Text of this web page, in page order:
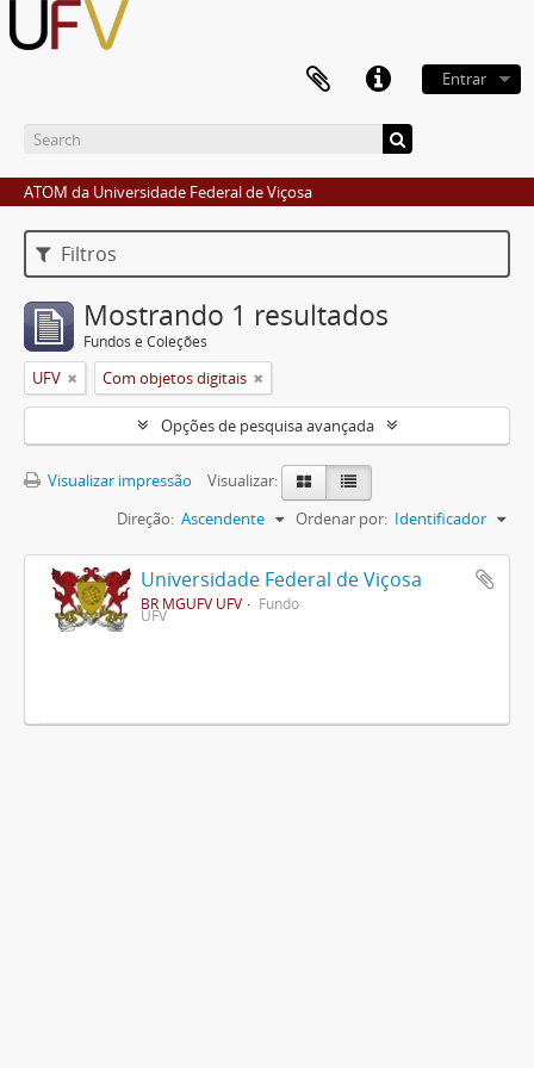
Entrar
ATOM da Universidade Federal de Viçosa
Filtros
Mostrando 1 resultados
Fundos e Coleções
UFV Com objetos digitais
Opções de pesquisa avançada
Visualizar impressão
Visualizar:
Ordenar por: Identificador
Direção: Ascendente
Universidade Federal de Viçosa
BR MGUFV UFV Fundo
UFV